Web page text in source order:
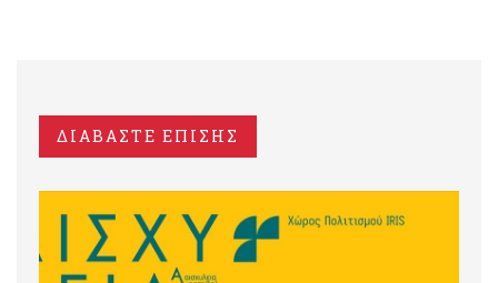
ΔΙΑΒΑΣΤΕ ΕΠΙΣΗΣ